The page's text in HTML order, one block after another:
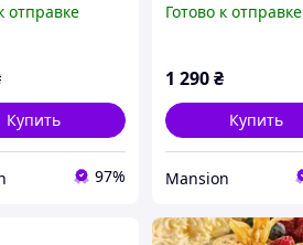
отправке
Купить
97%
штук,комплект
прихватками,цвет
серый
Готово к отправке
1 290 ₴
Купить
Mansion